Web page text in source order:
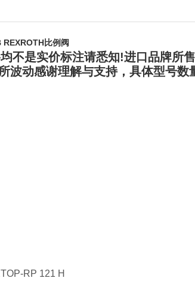
比例阀
不是实价标注请悉知!进口品牌所
波动感谢理解与支持，具体型号数
RP 121 H